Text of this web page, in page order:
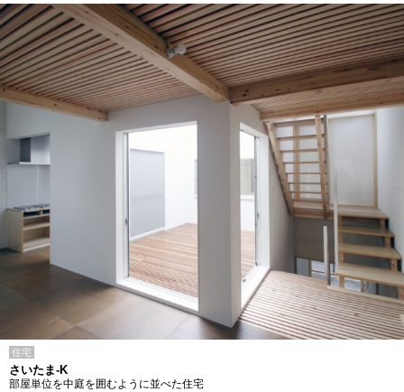
住宅
さいたま-K
部屋単位を中庭を囲むように並べた住宅